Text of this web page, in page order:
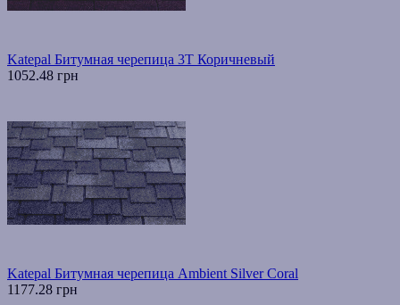
Katepal Битумная черепица 3T Коричневый
1052.48 грн
Katepal Битумная черепица Ambient Silver Coral
1177.28 грн